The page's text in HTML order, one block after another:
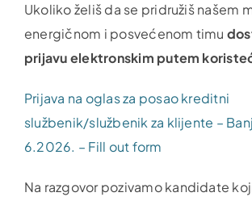
Ukoliko želiš da se pridružiš našem
energičnom i posvećenom timu
prijavuelektronskim putem
Prijava na oglas za posao kreditni
službenik/službenik za klijente –
6.2026. – Fill out form
Na razgovor pozivamo kandidate